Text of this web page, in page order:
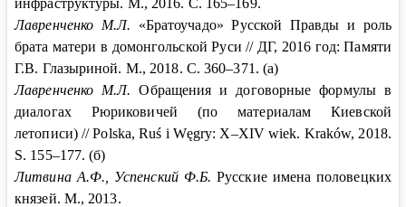
инфраструктуры. М., 2016. С. 165–169.
Лавренченко М.Л. «Братоучадо» Русской Правды и роль
брата матери в домонгольской Руси // ДГ, 2016 год: Памяти
Г.В. Глазыриной. М., 2018. С. 360‒371. (а)
Лавренченко М.Л.Обращения и договорные формулы в
диалогах Рюриковичей (по материалам Киевской
летописи) // Polska, Ruś i Węgry: X–XIV wiek. Kraków, 2018.
S. 155–177. (б)
Литвина А.Ф., Успенский Ф.Б.Русские имена половецких
князей. М., 2013.